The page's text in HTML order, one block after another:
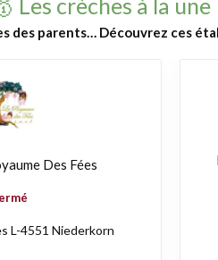
Les crèches à la une
des parents… Découvrez ces
Des Fées
L-4551 Niederkorn